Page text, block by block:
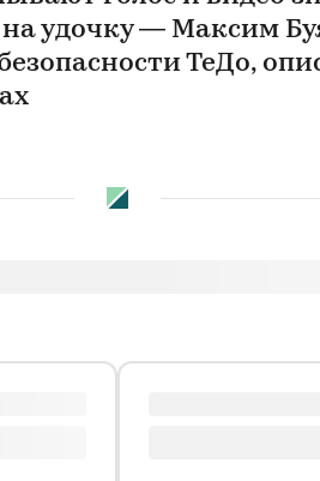
на удочку — Максим
ТеДо,